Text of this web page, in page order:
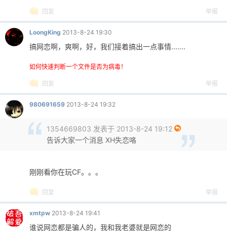
回复 举报
LoongKing 2013-8-24 19:30
搞网恋啊，爽啊，好，我们接着搞出一点事情.......
如何快速判断一个文件是否为病毒！
回复 举报
980691659 2013-8-24 19:32
1354669803 发表于 2013-8-24 19:12
告诉大家一个消息 XH失恋咯
刚刚看你在玩CF。。。
回复 举报
xmtpw 2013-8-24 19:41
谁说网恋都是骗人的，我和我老婆就是网恋的